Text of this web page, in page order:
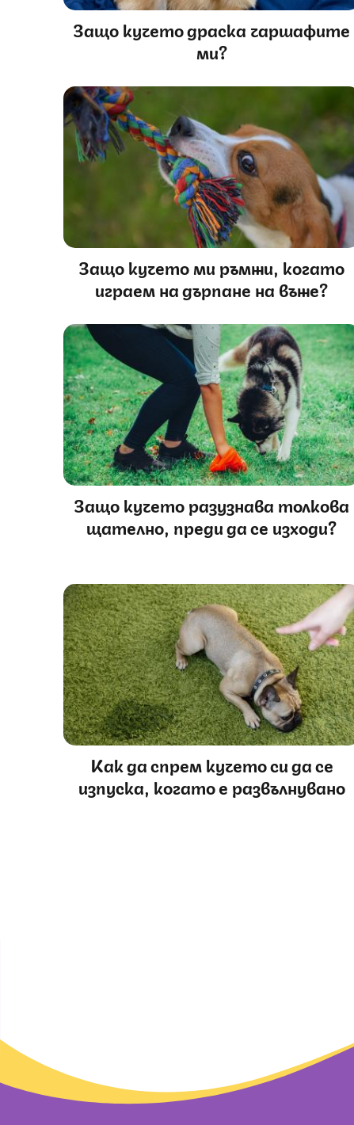
Защо кучето драска чаршафите
ми?
Защо кучето ми ръмжи, когато
играем на дърпане на въже?
Защо кучето разузнава толкова
щателно, преди да се изходи?
Как да спрем кучето си да се
изпуска, когато е развълнувано